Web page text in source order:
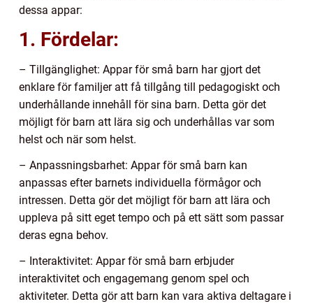
dessa appar:
1. Fördelar:
– Tillgänglighet: Appar för små barn har gjort det
enklare för familjer att få tillgång till pedagogiskt och
underhållande innehåll för sina barn. Detta gör det
möjligt för barn att lära sig och underhållas var som
helst och när som helst.
– Anpassningsbarhet: Appar för små barn kan
anpassas efter barnets individuella förmågor och
intressen. Detta gör det möjligt för barn att lära och
uppleva på sitt eget tempo och på ett sätt som passar
deras egna behov.
– Interaktivitet: Appar för små barn erbjuder
interaktivitet och engagemang genom spel och
aktiviteter. Detta gör att barn kan vara aktiva deltagare i